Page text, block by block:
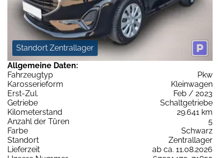
Standort Zentrallager
Allgemeine Daten:
Fahrzeugtyp
Pkw
Karosserieform
Kleinwagen
Erst-Zul.
Feb / 2023
Getriebe
Schaltgetriebe
Kilometerstand
29.641 km
Anzahl der Türen
5
Farbe
Schwarz
Standort
Zentrallager
Lieferzeit
ab ca. 11.08.2026